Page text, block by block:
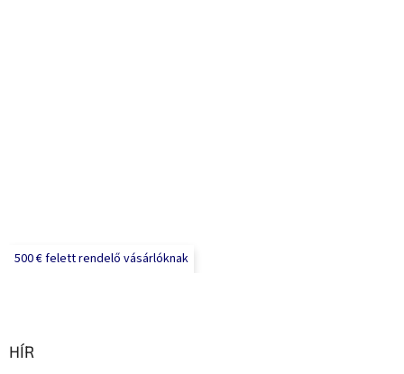
500 € felett rendelő vásárlóknak
HÍR